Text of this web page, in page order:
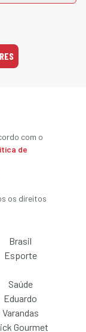
com o
de
os direitos
Brasil
Esporte
Saúde
Eduardo
Varandas
Gourmet